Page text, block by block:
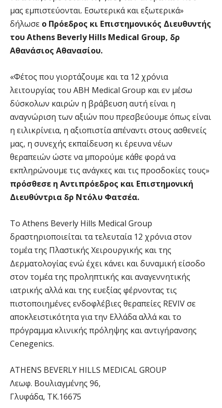
μας εμπιστεύονται. Εσωτερικά και εξωτερικά»
δήλωσε ο Πρόεδρος κι Επιστημονικός Διευθυντής
του Athens Beverly Hills Medical Group, δρ
Αθανάσιος Αθανασίου.
«Φέτος που γιορτάζουμε και τα 12 χρόνια
λειτουργίας του ABH Medical Group και εν μέσω
δύσκολων καιρών η βράβευση αυτή είναι η
αναγνώριση των αξιών που πρεσβεύουμε όπως είναι
η ειλικρίνεια, η αξιοπιστία απέναντι στους ασθενείς
μας, η συνεχής εκπαίδευση κι έρευνα νέων
θεραπειών ώστε να μπορούμε κάθε φορά να
εκπληρώνουμε τις ανάγκες και τις προσδοκίες τους»
πρόσθεσε η Αντιπρόεδρος και Επιστημονική
Διευθύντρια δρ Ντόλυ Φατσέα.
Το Αthens Beverly Hills Medical Group
δραστηριοποιείται τα τελευταία 12 χρόνια στον
τομέα της Πλαστικής Χειρουργικής και της
Δερματολογίας ενώ έχει κάνει και δυναμική είσοδο
στον τομέα της προληπτικής και αναγεννητικής
ιατρικής αλλά και της ευεξίας φέρνοντας τις
πιστοποιημένες ενδοφλέβιες θεραπείες REVIV σε
αποκλειστικότητα για την Ελλάδα αλλά και το
πρόγραμμα κλινικής πρόληψης και αντιγήρανσης
Cenegenics.
ATHENS BEVERLY HILLS MEDICAL GROUP
Λεωφ. Βουλιαγμένης 96,
Γλυφάδα, ΤΚ.16675